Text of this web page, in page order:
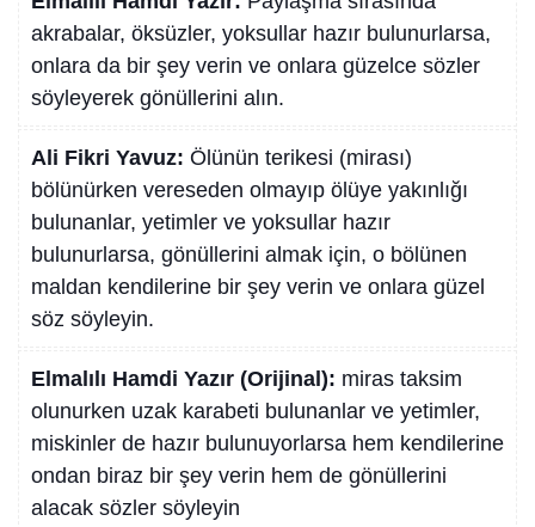
akrabalar, öksüzler, yoksullar hazır bulunurlarsa,
onlara da bir şey verin ve onlara güzelce sözler
söyleyerek gönüllerini alın.
Ali Fikri Yavuz: Ölünün terikesi (mirası)
bölünürken vereseden olmayıp ölüye yakınlığı
bulunanlar, yetimler ve yoksullar hazır
bulunurlarsa, gönüllerini almak için, o bölünen
maldan kendilerine bir şey verin ve onlara güzel
söz söyleyin.
Elmalılı Hamdi Yazır (Orijinal): miras taksim
olunurken uzak karabeti bulunanlar ve yetimler,
miskinler de hazır bulunuyorlarsa hem kendilerine
ondan biraz bir şey verin hem de gönüllerini
alacak sözler söyleyin